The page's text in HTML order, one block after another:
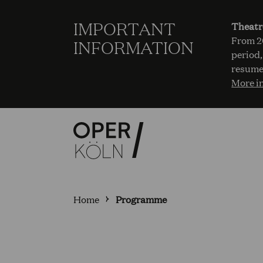
IMPORTANT
INFORMATION
From
More
Home Programme